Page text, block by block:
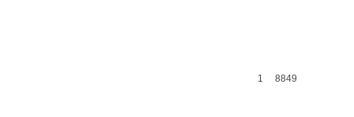
1 8849